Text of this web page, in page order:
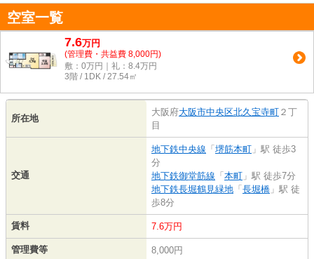
空室一覧
7.6万円
(管理費・共益費 8,000円)
敷：0万円｜礼：8.4万円
3階 / 1DK / 27.54㎡
所在地
大阪府大阪市中央区北久宝寺町 ２丁
目
交通
地下鉄中央線 「 堺筋本町 」駅 徒歩3
分
地下鉄御堂筋線 「 本町 」駅 徒歩7分
地下鉄長堀鶴見緑地 「 長堀橋 」駅 徒
歩8分
賃料 7.6万円
管理費等 8,000円